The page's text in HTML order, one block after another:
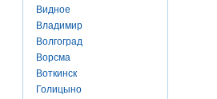
Видное
Владимир
Волгоград
Ворсма
Воткинск
Голицыно